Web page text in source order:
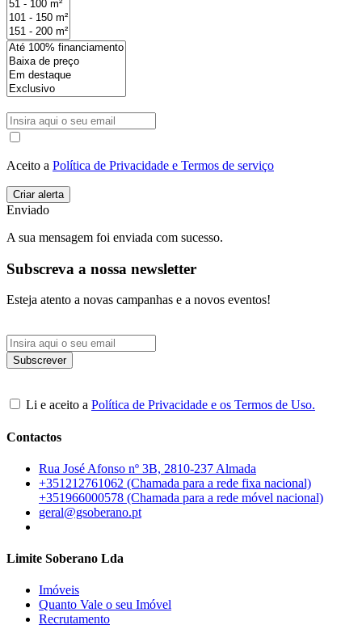
Aceito a Política de Privacidade e Termos de serviço
Enviado
A sua mensagem foi enviada com sucesso.
Subscreva a nossa newsletter
Esteja atento a novas campanhas e a novos eventos!
Li e aceito a Política de Privacidade e os Termos de Uso.
Contactos
Rua José Afonso nº 3B, 2810-237 Almada
+351212761062 (Chamada para a rede fixa nacional)
+351966000578 (Chamada para a rede móvel nacional)
geral@gsoberano.pt
Limite Soberano Lda
Imóveis
Quanto Vale o seu Imóvel
Recrutamento